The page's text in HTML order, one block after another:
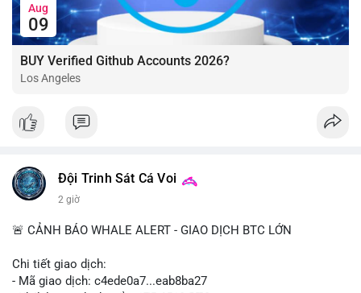
Aug
09
BUY Verified Github Accounts 2026?
Los Angeles
Đội Trinh Sát Cá Voi
2 giờ
🚨 CẢNH BÁO WHALE ALERT - GIAO DỊCH BTC LỚN
Chi tiết giao dịch:
- Mã giao dịch: c4ede0a7...eab8ba27